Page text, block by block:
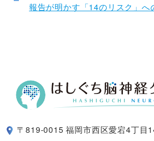
報告が明かす「14のリスク」へ
〒819-0015 福岡市西区愛宕4丁目